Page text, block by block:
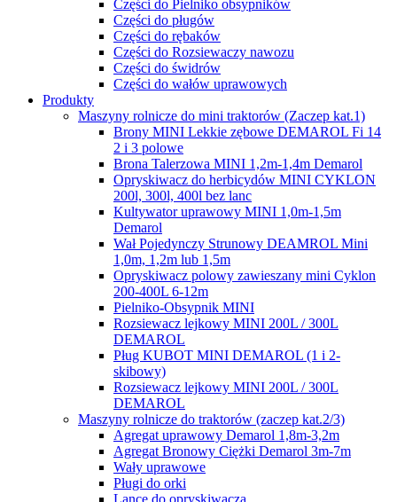
Części do Pielniko obsypników
Części do pługów
Części do rębaków
Części do Rozsiewaczy nawozu
Części do świdrów
Części do wałów uprawowych
Produkty
Maszyny rolnicze do mini traktorów (Zaczep kat.1)
Brony MINI Lekkie zębowe DEMAROL Fi 14
2 i 3 polowe
Brona Talerzowa MINI 1,2m-1,4m Demarol
Opryskiwacz do herbicydów MINI CYKLON
200l, 300l, 400l bez lanc
Kultywator uprawowy MINI 1,0m-1,5m
Demarol
Wał Pojedynczy Strunowy DEAMROL Mini
1,0m, 1,2m lub 1,5m
Opryskiwacz polowy zawieszany mini Cyklon
200-400L 6-12m
Pielniko-Obsypnik MINI
Rozsiewacz lejkowy MINI 200L / 300L
DEMAROL
Pług KUBOT MINI DEMAROL (1 i 2-
skibowy)
Rozsiewacz lejkowy MINI 200L / 300L
DEMAROL
Maszyny rolnicze do traktorów (zaczep kat.2/3)
Agregat uprawowy Demarol 1,8m-3,2m
Agregat Bronowy Ciężki Demarol 3m-7m
Wały uprawowe
Pługi do orki
Lance do opryskiwacza